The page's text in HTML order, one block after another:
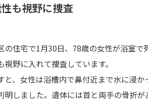
も視野に捜査
の住宅で1月30日、78歳の女性が浴室
視野に入れて捜査しています。
と、女性は浴槽内で鼻付近まで水に浸か
明しました。遺体には首と両手の骨折